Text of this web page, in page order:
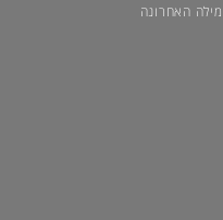
האחרונה